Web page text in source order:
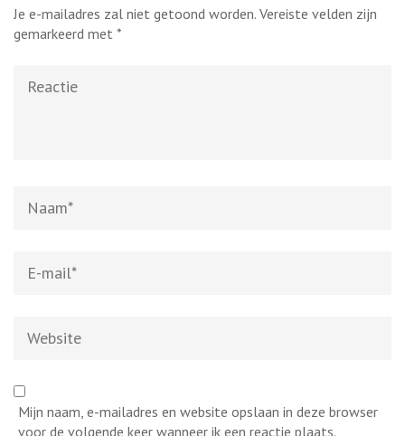
Je e-mailadres zal niet getoond worden. Vereiste velden zijn
gemarkeerd met *
mail*
Mijn naam, e-mailadres en website opslaan in deze browser
voor de volgende keer wanneer ik een reactie plaats.